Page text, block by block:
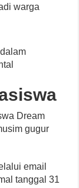
warga
Dream
gugur
email
tanggal 31